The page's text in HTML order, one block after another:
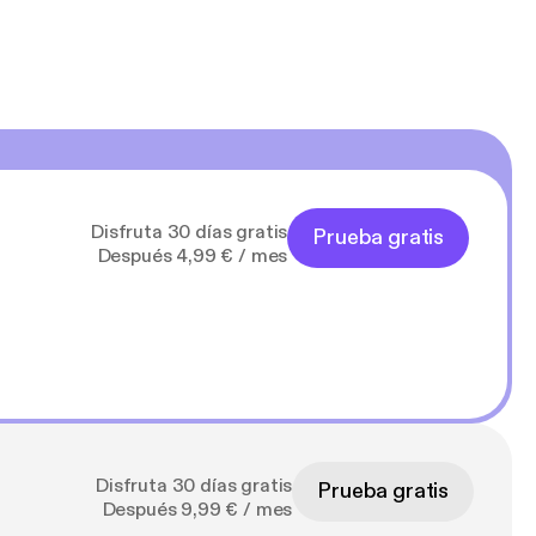
das auch aushält.
Disfruta 30 días gratis
Después 4,99 € / mes
Prueba gratis
Disfruta 30 días gratis
Después 9,99 € / mes
Prueba gratis